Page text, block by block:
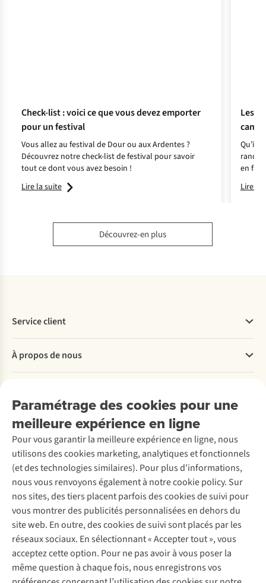
Check-list : voici ce que vous devez emporter
pour un festival
Vous allez au festival de Dour ou aux Ardentes ?
Découvrez notre check-list de festival pour savoir
tout ce dont vous avez besoin !
Lire la suite
Les
Qu’il
en
qui
Lire la
Découvrez-en plus
Paramétrage des cookies pour une
meilleure expérience en ligne
Pour vous garantir la meilleure expérience en ligne, nous
utilisons des cookies marketing, analytiques et fonctionnels
(et des technologies similaires). Pour plus d'informations,
nous vous renvoyons également à notre cookie policy. Sur
nos sites, des tiers placent parfois des cookies de suivi pour
vous montrer des publicités personnalisées en dehors du
site web. En outre, des cookies de suivi sont placés par les
réseaux sociaux. En sélectionnant « Accepter tout », vous
acceptez cette option. Pour ne pas avoir à vous poser la
même question à chaque fois, nous enregistrons vos
Service client
Commander
Payer
Retourner
Rétractation d'une commande
Entretien & réparations
Garantie
Contactez-nous
À propos de nous
Entreprise responsable
À propos d’Ayacucho
Nos magasins
À propos d’A.S.Adventure
Déclaration d'accessibilité
Location / Location sports d’hiver
Seconde-main
Entretien de ski
Service de lavage
Entretien de chaussures
Réparation de chaussures
Réparation de vêtements
Retouches
Pour les entreprises
Découvrez
A.S.Magazine
Explore Camp
Expertise & conseils
Abonnez-vous à la newsletter
Suivez-nous